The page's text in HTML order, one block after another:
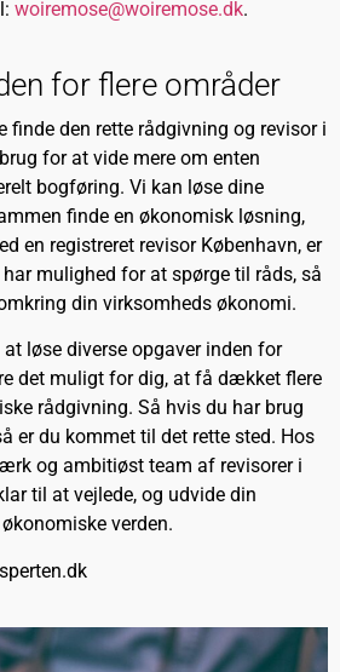
woiremose@woiremose.dk.
for flere områder
finde den rette rådgivning og revisor i
for at vide mere om enten
bogføring. Vi kan løse dine
finde en økonomisk løsning,
en registreret revisor København, er
mulighed for at spørge til råds, så
din virksomheds økonomi.
løse diverse opgaver inden for
det muligt for dig, at få dækket flere
rådgivning. Så hvis du har brug
er du kommet til det rette sted. Hos
og ambitiøst team af revisorer i
til at vejlede, og udvide din
verden.